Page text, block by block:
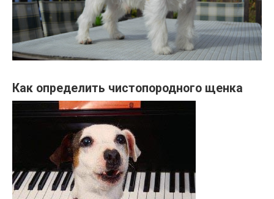
Как определить чистопородного щенка